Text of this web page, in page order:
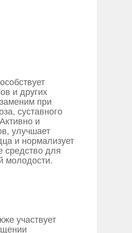
и других
при
суставного
и
улучшает
и нормализует
средство для
молодости.
участвует